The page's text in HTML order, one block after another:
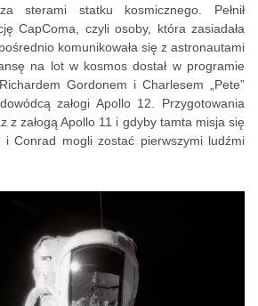
sterami statku kosmicznego. Pełnił
CapComa, czyli osoby, która zasiadała
komunikowała się z astronautami
na lot w kosmos dostał w programie
Gordonem i Charlesem „Pete”
załogi Apollo 12. Przygotowania
z załogą Apollo 11 i gdyby tamta misja się
i Conrad mogli zostać pierwszymi ludźmi